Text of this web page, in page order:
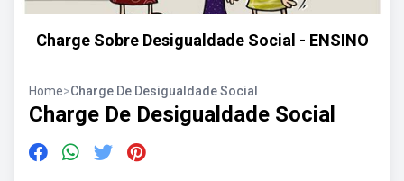
Charge Sobre Desigualdade Social - ENSINO
Home>Charge De Desigualdade Social
Charge De Desigualdade Social